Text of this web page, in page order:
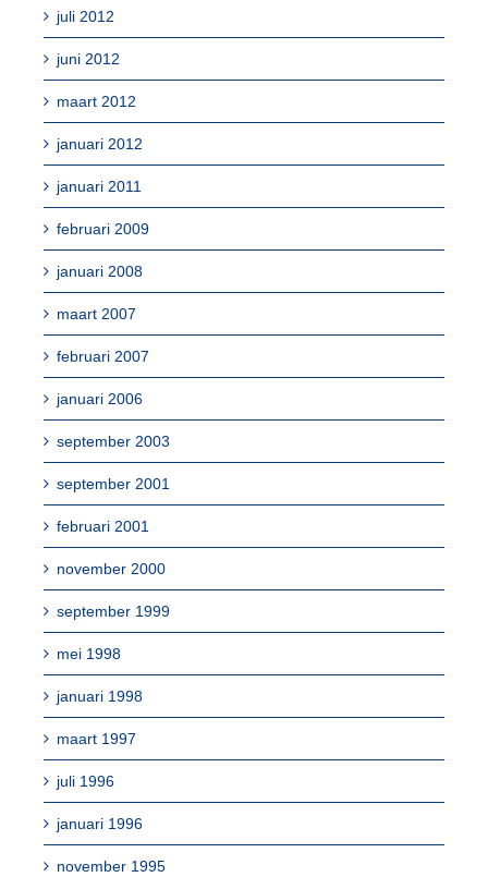
juli 2012
juni 2012
maart 2012
januari 2012
januari 2011
februari 2009
januari 2008
maart 2007
februari 2007
januari 2006
september 2003
september 2001
februari 2001
november 2000
september 1999
mei 1998
januari 1998
maart 1997
juli 1996
januari 1996
november 1995